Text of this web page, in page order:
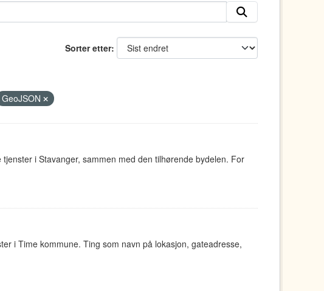
Sorter etter
GeoJSON
i Stavanger, sammen med den tilhørende bydelen. For
i Time kommune. Ting som navn på lokasjon, gateadresse,